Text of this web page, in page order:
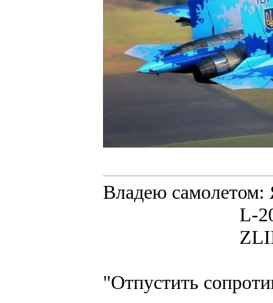
Владею
L-200D
ZLIN 526
"Отпустить